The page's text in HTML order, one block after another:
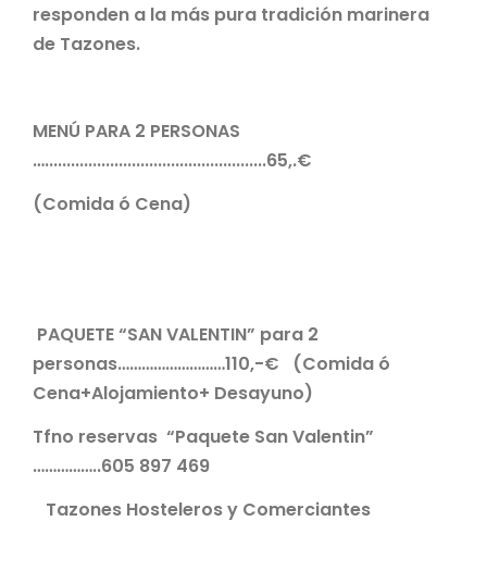
responden a la más pura tradición marinera
de Tazones.
MENÚ PARA 2 PERSONAS
…...................................................65,.€
(Comida ó Cena)
PAQUETE “SAN VALENTIN” para 2
personas………………………110,-€ (Comida ó
Cena+Alojamiento+ Desayuno)
Tfno reservas “Paquete San Valentin”
……………..605 897 469
Tazones Hosteleros y Comerciantes